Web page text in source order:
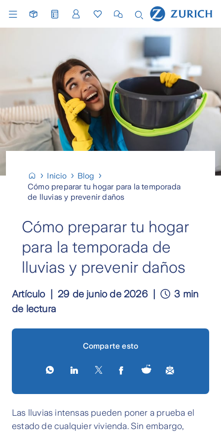
Inicio
Blog
Cómo preparar tu hogar para la temporada
de lluvias y prevenir daños
Cómo preparar tu hogar
para la temporada de
lluvias y prevenir daños
Artículo 29 de junio de 2026
3 min
de lectura
Comparte esto
Las lluvias intensas pueden poner a prueba el
estado de cualquier vivienda. Sin embargo,